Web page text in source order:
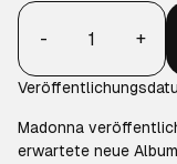
Anzahl
-
+
Madonna
erwartete neue